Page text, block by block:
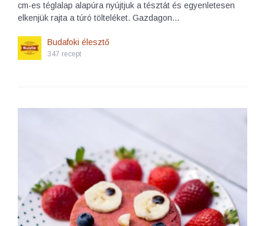
cm-es téglalap alapúra nyújtjuk a tésztát és egyenletesen
elkenjük rajta a túró tölteléket. Gazdagon…
Budafoki élesztő
347 recept